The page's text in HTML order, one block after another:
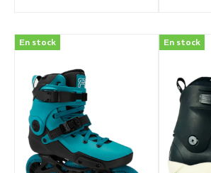
En stock En stock